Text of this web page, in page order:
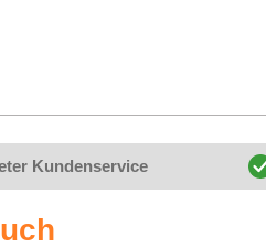
Kundenservice